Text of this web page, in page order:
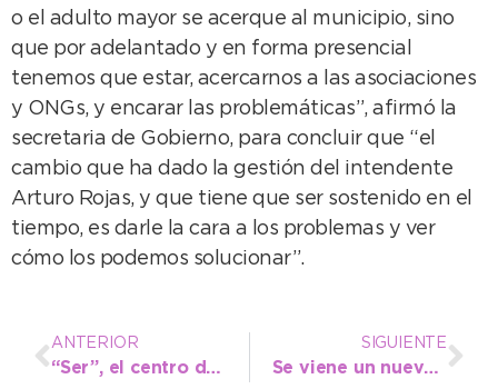
o el adulto mayor se acerque al municipio, sino
que por adelantado y en forma presencial
tenemos que estar, acercarnos a las asociaciones
y ONGs, y encarar las problemáticas”, afirmó la
secretaria de Gobierno, para concluir que “el
cambio que ha dado la gestión del intendente
Arturo Rojas, y que tiene que ser sostenido en el
tiempo, es darle la cara a los problemas y ver
cómo los podemos solucionar”.
ANTERIOR
“Ser”, el centro de día local que brinda contención y amor a personas con discapacidad en
SIGUIENTE
Se viene un nuevo curso de Manipulación Segura de Alimentos